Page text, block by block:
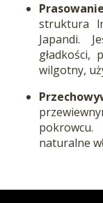
struktura
Japandi.
gładkości,
wilgotny,
naturalne